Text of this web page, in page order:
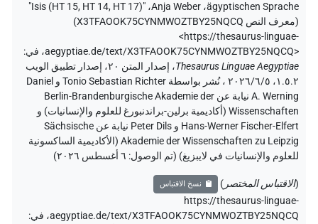
ägyptischen Sprache، Anja Weber،
"Isis (HT 15, HT 14, HT 17)"
(معرف النص X3TFAOOK75CYNMWOZTBY25NQCQ
)
<https://thesaurus-linguae-
aegyptiae.de/text/X3TFAOOK75CYNMWOZTBY25NQCQ>، في:
Thesaurus Linguae Aegyptiae،
إصدار المتن ٢٠، إصدار تطبيق الويب
۱.٥.٢، ٢٠٢٦/٦/٥ ، نُشر بواسطة Tonio Sebastian Richter و Daniel
A. Werning نيابة عن Berlin-Brandenburgische Akademie der
Wissenschaften (أكاديمية برلين-براندنبورغ للعلوم والإنسانيات) و
Hans-Werner Fischer-Elfert و Peter Dils نيابة عن Sächsische
Akademie der Wissenschaften zu Leipzig (الأكاديمية الساكسونية
للعلوم والإنسانيات في لايبزيغ) (تم الوصول: ٦ أغسطس ٢٠٢٦ )
(الاقتباس المختصر ) نسخ الاقتباس
https://thesaurus-linguae-
aegyptiae.de/text/X3TFAOOK75CYNMWOZTBY25NQCQ، في: